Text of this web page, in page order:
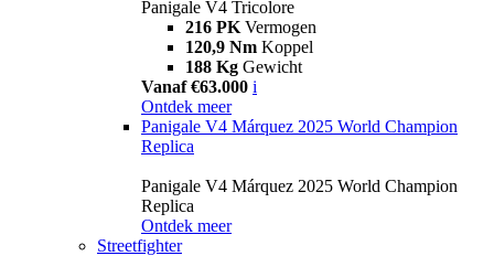
Panigale V4 Tricolore
216 PK Vermogen
120,9 Nm Koppel
188 Kg Gewicht
Vanaf €63.000 i
Ontdek meer
Panigale V4 Márquez 2025 World Champion
Replica
Panigale V4 Márquez 2025 World Champion
Replica
Ontdek meer
Streetfighter